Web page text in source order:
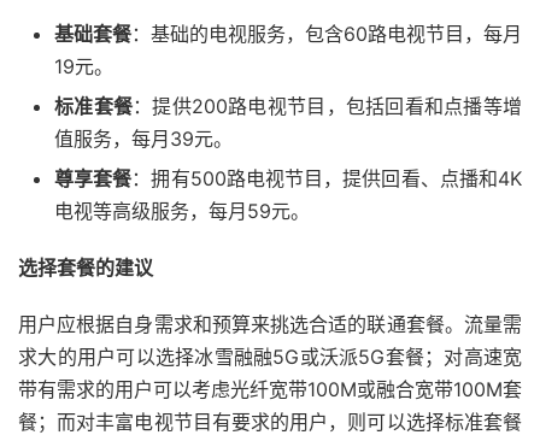
基础套餐：基础的电视服务，包含60路电视节目，每月
19元。
标准套餐：提供200路电视节目，包括回看和点播等增
值服务，每月39元。
尊享套餐：拥有500路电视节目，提供回看、点播和4K
电视等高级服务，每月59元。
选择套餐的建议
用户应根据自身需求和预算来挑选合适的联通套餐。流量需
求大的用户可以选择冰雪融融5G或沃派5G套餐；对高速宽
带有需求的用户可以考虑光纤宽带100M或融合宽带100M套
餐；而对丰富电视节目有要求的用户，则可以选择标准套餐